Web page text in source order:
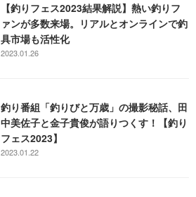
【釣りフェス2023結果解説】熱い釣りフ
ァンが多数来場。リアルとオンラインで釣
具市場も活性化
2023.01.26
釣り番組「釣りびと万歳」の撮影秘話、田
中美佐子と金子貴俊が語りつくす！【釣り
フェス2023】
2023.01.22